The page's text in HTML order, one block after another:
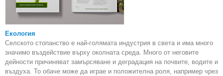
Екология
Селското стопанство е най-голямата индустрия в света и има много
значимо въздействие върху околната среда. Много от неговите
дейности причиняват замърсяване и деградация на почвите, водите и
въздуха. То обаче може да играе и положителна роля, например чрез